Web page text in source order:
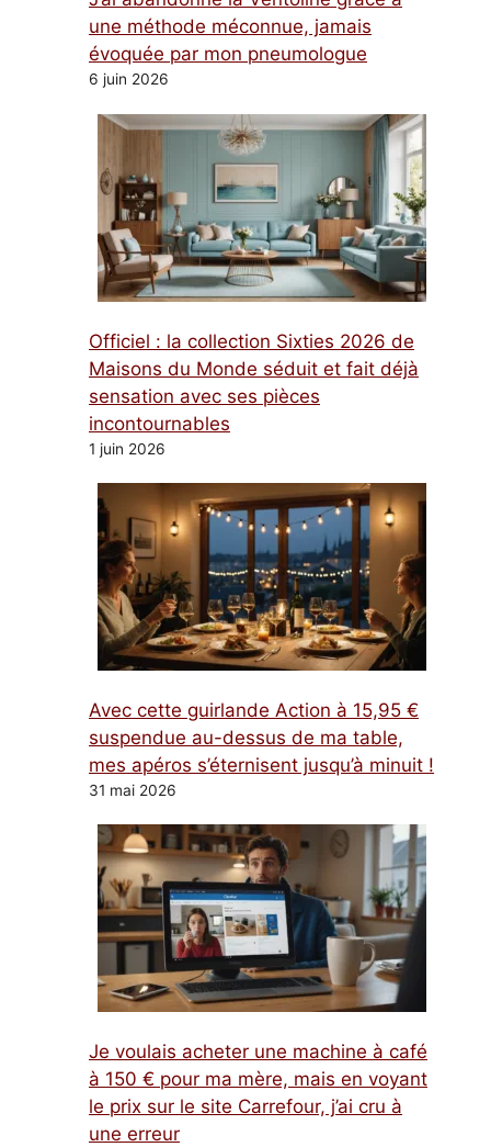
une méthode méconnue, jamais
évoquée par mon pneumologue
6 juin 2026
Officiel : la collection Sixties 2026 de
Maisons du Monde séduit et fait déjà
sensation avec ses pièces
incontournables
1 juin 2026
Avec cette guirlande Action à 15,95 €
suspendue au-dessus de ma table,
mes apéros s’éternisent jusqu’à minuit !
31 mai 2026
Je voulais acheter une machine à café
à 150 € pour ma mère, mais en voyant
le prix sur le site Carrefour, j’ai cru à
une erreur